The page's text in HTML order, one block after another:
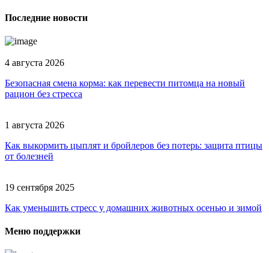
Последние новости
4 августа 2026
Безопасная смена корма: как перевести питомца на новый
рацион без стресса
1 августа 2026
Как выкормить цыплят и бройлеров без потерь: защита птицы
от болезней
19 сентября 2025
Как уменьшить стресс у домашних животных осенью и зимой
Меню поддержки